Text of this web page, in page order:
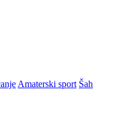
Amaterski sport Šah